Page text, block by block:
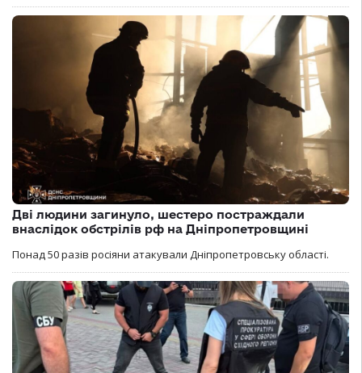
Дві людини загинуло, шестеро постраждали
внаслідок обстрілів рф на Дніпропетровщині
Понад 50 разів росіяни атакували Дніпропетровську області.